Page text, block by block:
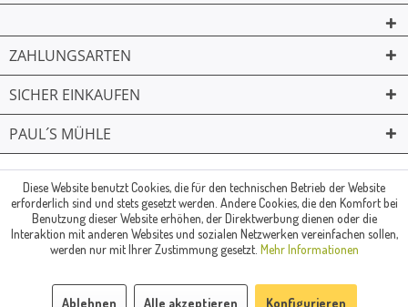
ZAHLUNGSARTEN
SICHER EINKAUFEN
PAUL´S MÜHLE
© Paul's Mühle | Inhaber: Christof Paul e.K. | Westring 2 | 45659
Recklinghausen
Fax: 02361 -28831 | E-Mail: info@pauls-muehle.de
Diese Website benutzt Cookies, die für den technischen Betrieb der Website
erforderlich sind und stets gesetzt werden. Andere Cookies, die den Komfort bei
Benutzung dieser Website erhöhen, der Direktwerbung dienen oder die
Interaktion mit anderen Websites und sozialen Netzwerken vereinfachen sollen,
werden nur mit Ihrer Zustimmung gesetzt. Mehr Informationen
Ablehnen Alle akzeptieren Konfigurieren